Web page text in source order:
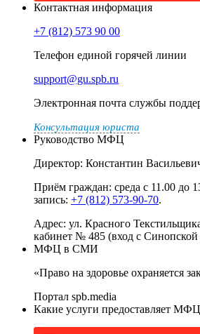
Контактная информация
+7 (812) 573 90 00
Телефон единой горячей линии
support@gu.spb.ru
Электронная почта службы
Консультация юриста
Руководство МФЦ
Директор: Константин
Приём граждан: среда с 11.00 до
запись: +7 (812) 573-90-70.
Адрес: ул. Красного
кабинет № 485 (вход с
МФЦ в СМИ
«Право на здоровье охраняется
Портал spb.media
Какие услуги предоставляет МФЦ